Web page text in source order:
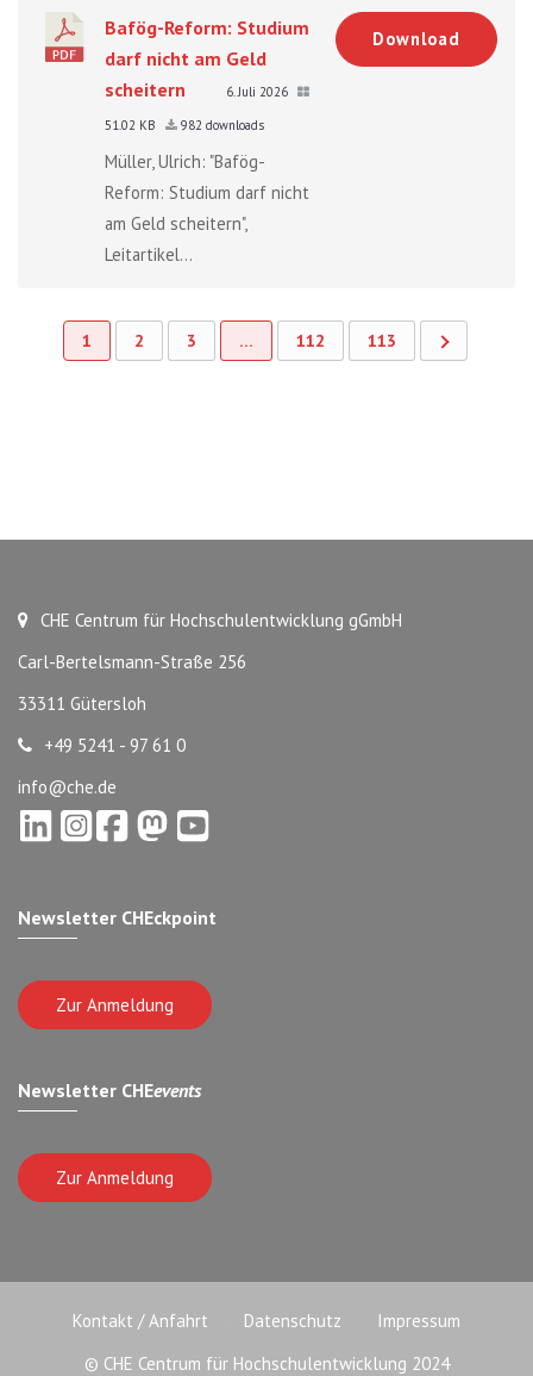
Bafög-Reform: Studium
darf nicht am Geld
scheitern
6. Juli 2026
51.02 KB
982 downloads
Müller, Ulrich: "Bafög-
Reform: Studium darf nicht
am Geld scheitern",
Leitartikel...
Download
1 2 3 … 112 113
CHE Centrum für Hochschulentwicklung gGmbH
Carl-Bertelsmann-Straße 256
33311 Gütersloh
+49 5241 - 97 61 0
info@che.de
Newsletter CHEckpoint
Zur Anmeldung
Newsletter CHEevents
Zur Anmeldung
Kontakt / Anfahrt Datenschutz
Impressum
© CHE Centrum für Hochschulentwicklung 2024